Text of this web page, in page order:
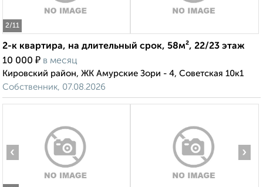
2/11
2-к квартира, на длительный срок, 58м², 22/23 этаж
10 000 ₽ в месяц
Кировский район, ЖК Амурские Зори - 4, Советская 10к1
Собственник, 07.08.2026
‹ ›